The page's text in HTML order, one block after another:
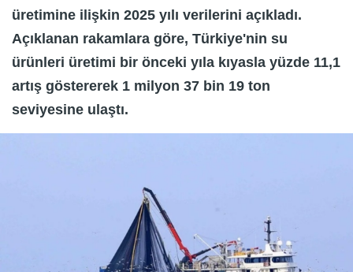
üretimine ilişkin 2025 yılı verilerini açıkladı.
Açıklanan rakamlara göre, Türkiye'nin su
ürünleri üretimi bir önceki yıla kıyasla yüzde 11,1
artış göstererek 1 milyon 37 bin 19 ton
seviyesine ulaştı.